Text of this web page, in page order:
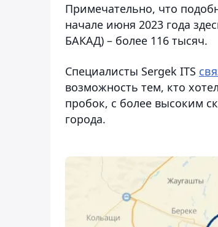
Примечательно, что
начале июня 2023 года
БАКАД) – более 116 тысяч.
Специалисты Sergek ITS
возможность тем, кто
пробок, с более высоким
города.